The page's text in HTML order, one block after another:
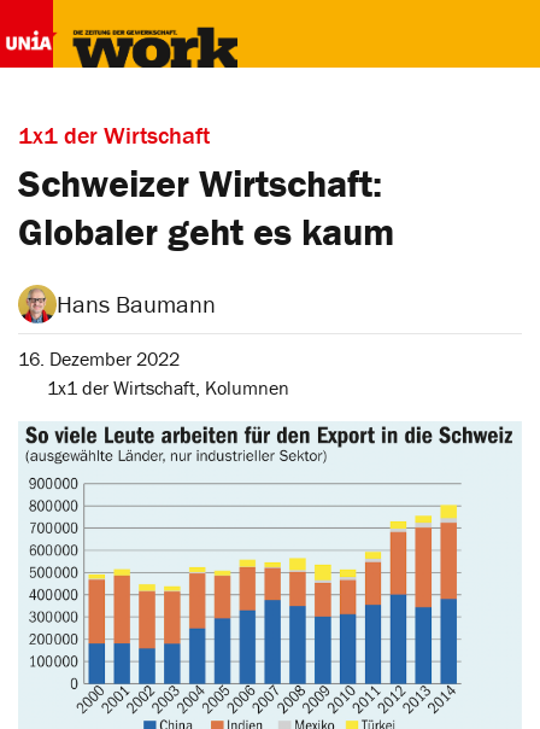
1x1 der Wirtschaft
Schweizer Wirtschaft:
Globaler geht es kaum
Hans Baumann
16. Dezember 2022
1x1 der Wirtschaft, Kolumnen